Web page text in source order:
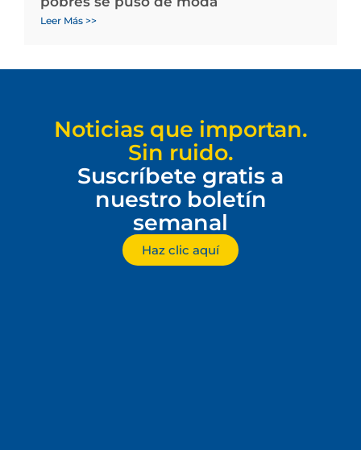
Leer Más >>
Noticias que importan.
Sin ruido.
Suscríbete gratis a
nuestro boletín
semanal
Haz clic aquí